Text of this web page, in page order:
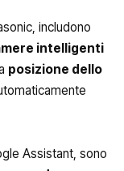
includono
intelligenti
posizione dello
Assistant, sono